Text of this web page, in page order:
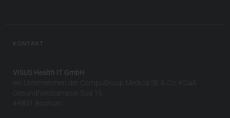
KONTAKT
VISUS Health IT GmbH
ein Unternehmen der CompuGroup Medical SE & Co. KGaA
Gesundheitscampus-Süd 15
44801 Bochum